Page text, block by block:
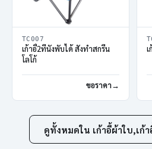
TC007
เก้าอี้2ที่นั่งพับได้ สั่งทำสกรีน
โลโก้
ขอราคา
ดูทั้งหมดใน เก้าอี้ผ้าใบ,เก้